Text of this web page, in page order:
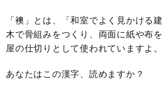
「襖」とは、「和室でよく見かける
木で骨組みをつくり、両面に紙や布
屋の仕切りとして使われていますよ。
あなたはこの漢字、読めますか？